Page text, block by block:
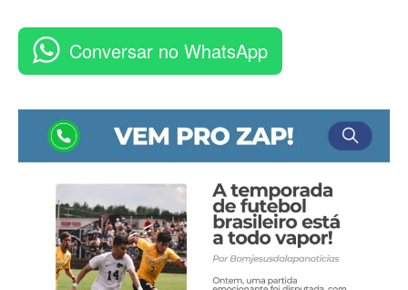
Conversar no WhatsApp